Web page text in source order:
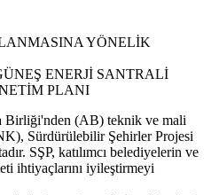
YÖNELİK
Birliği'nden (AB) teknik ve mali
Sürdürülebilir Şehirler Projesi
SŞP, katılımcı belediyelerin ve
ihtiyaçlarını iyileştirmeyi